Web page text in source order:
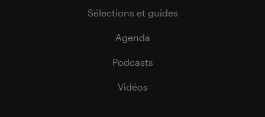
Sélections et guides
Agenda
Podcasts
Vidéos